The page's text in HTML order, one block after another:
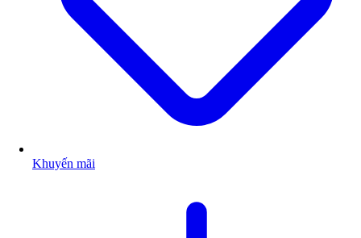
Khuyến mãi